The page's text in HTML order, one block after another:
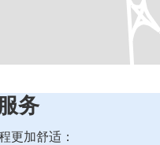
务
更加舒适：